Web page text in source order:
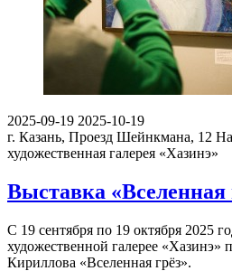
2025-09-19 2025-10-19
г. Казань, Проезд Шейнкмана, 12
художественная галерея «Хазинэ»
Выставка «Вселенная
С 19 сентября по 19 октября 2025
художественной галерее «Хазинэ»
Кириллова «Вселенная грёз».